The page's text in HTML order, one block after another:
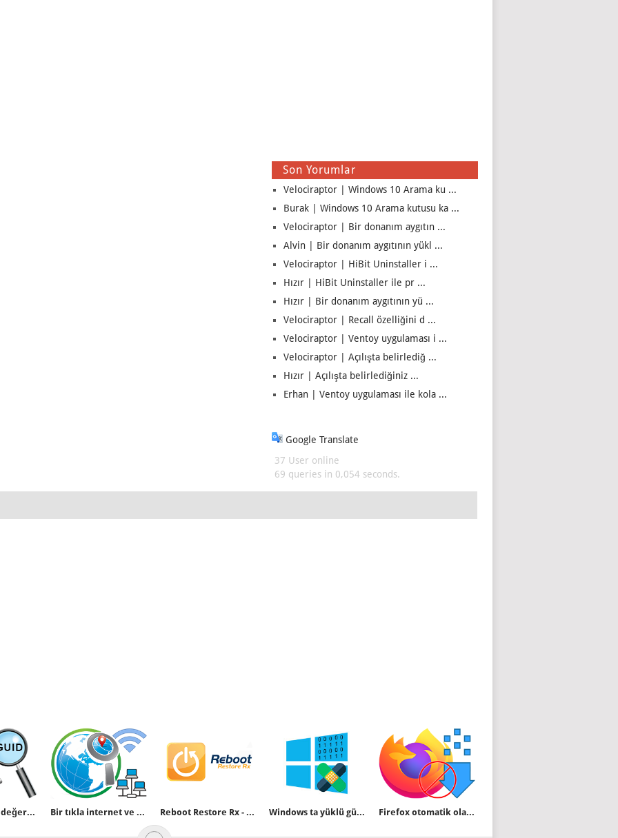
Son Yorumlar
Velociraptor | Windows 10 Arama ku ...
Burak | Windows 10 Arama kutusu ka ...
Velociraptor | Bir donanım aygıtın ...
Alvin | Bir donanım aygıtının yükl ...
Velociraptor | HiBit Uninstaller i ...
Hızır | HiBit Uninstaller ile pr ...
Hızır | Bir donanım aygıtının yü ...
Velociraptor | Recall özelliğini d ...
Velociraptor | Ventoy uygulaması i ...
Velociraptor | Açılışta belirlediğ ...
Hızır | Açılışta belirlediğiniz ...
Erhan | Ventoy uygulaması ile kola ...
Google Translate
37 User online
69 queries in 0,054 seconds.
Ağ kartı GUID değeri nasıl bulunur Bir tıkla internet ve yerel ip adresinizi bulun Reboot Restore Rx - Deepfreeze alternatifi Windows ta yüklü güncelleştirmeleri görüntülemek Firefox otomatik olarak güncellemesin